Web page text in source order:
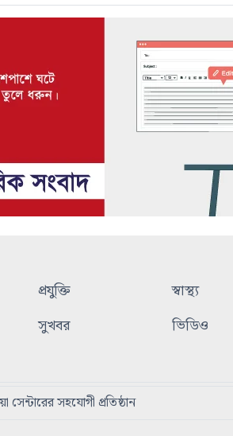
প্রযুক্তি স্বাস্থ্য
সুখবর ভিডিও
সেন্টারের সহযোগী প্রতিষ্ঠান